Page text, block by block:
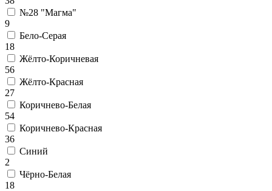
№28 "Магма"
9
Бело-Серая
18
Жёлто-Коричневая
56
Жёлто-Красная
27
Коричнево-Белая
54
Коричнево-Красная
36
Синий
2
Чёрно-Белая
18